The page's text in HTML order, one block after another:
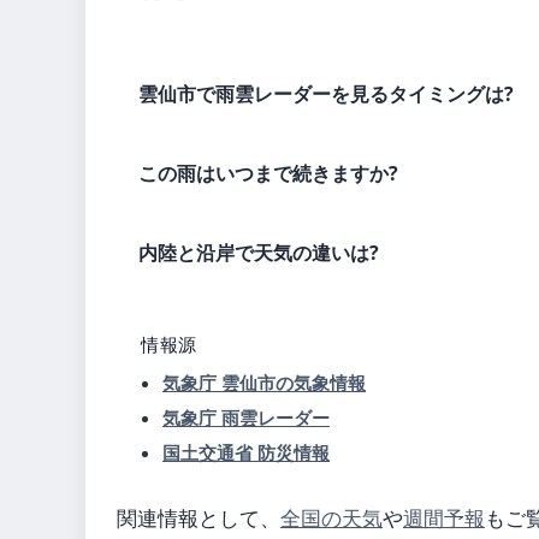
雲仙市で雨雲レーダーを見るタイミングは?
この雨はいつまで続きますか?
内陸と沿岸で天気の違いは?
情報源
気象庁 雲仙市の気象情報
気象庁 雨雲レーダー
国土交通省 防災情報
関連情報として、 全国の天気や週間予報 もご